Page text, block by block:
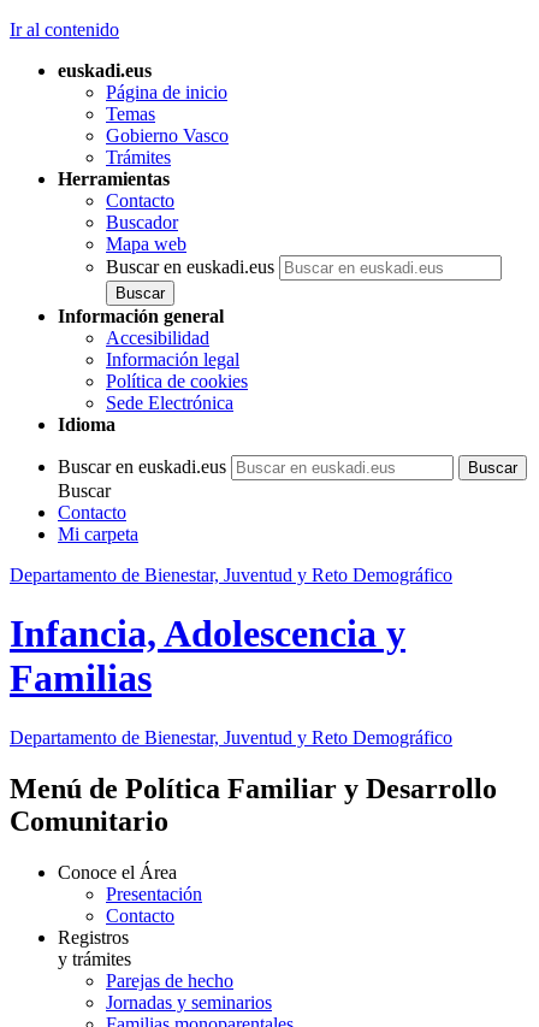
Ir al contenido
euskadi.eus
Página de inicio
Temas
Gobierno Vasco
Trámites
Herramientas
Contacto
Buscador
Mapa web
Buscar en euskadi.eus
Información general
Accesibilidad
Información legal
Política de cookies
Sede Electrónica
Idioma
Buscar en euskadi.eus
Buscar
Contacto
Mi carpeta
Departamento de Bienestar, Juventud y Reto Demográfico
Infancia, Adolescencia y
Familias
Departamento de Bienestar, Juventud y Reto Demográfico
Menú de Política Familiar y Desarrollo
Comunitario
Conoce el Área
Presentación
Contacto
Registros
y trámites
Parejas de hecho
Jornadas y seminarios